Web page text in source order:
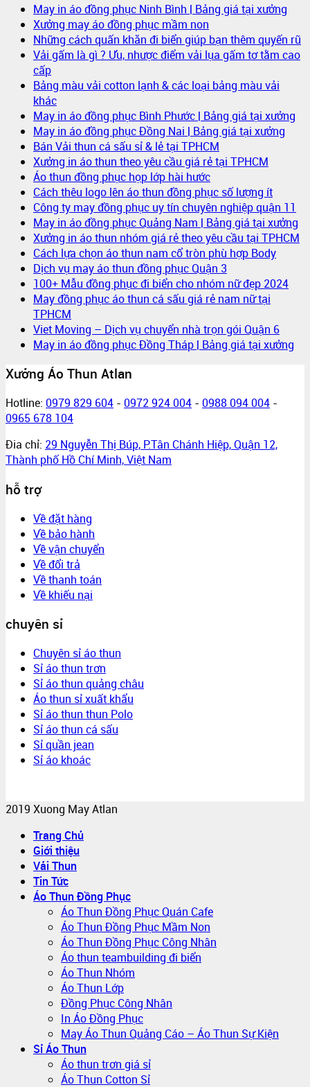
May in áo đồng phục Ninh Bình | Bảng giá tại xưởng
Xưởng may áo đồng phục mầm non
Những cách quấn khăn đi biển giúp bạn thêm quyến rũ
Vải gấm là gì ? Ưu, nhược điểm vải lụa gấm tơ tằm cao
cấp
Bảng màu vải cotton lạnh & các loại bảng màu vải
khác
May in áo đồng phục Bình Phước | Bảng giá tại xưởng
May in áo đồng phục Đồng Nai | Bảng giá tại xưởng
Bán Vải thun cá sấu sỉ & lẻ tại TPHCM
Xưởng in áo thun theo yêu cầu giá rẻ tại TPHCM
Áo thun đồng phục họp lớp hài hước
Cách thêu logo lên áo thun đồng phục số lượng ít
Công ty may đồng phục uy tín chuyên nghiệp quận 11
May in áo đồng phục Quảng Nam | Bảng giá tại xưởng
Xưởng in áo thun nhóm giá rẻ theo yêu cầu tại TPHCM
Cách lựa chọn áo thun nam cổ tròn phù hợp Body
Dịch vụ may áo thun đồng phục Quận 3
100+ Mẫu đồng phục đi biển cho nhóm nữ đẹp 2024
May đồng phục áo thun cá sấu giá rẻ nam nữ tại
TPHCM
Viet Moving – Dịch vụ chuyển nhà trọn gói Quận 6
May in áo đồng phục Đồng Tháp | Bảng giá tại xưởng
Xưởng Áo Thun Atlan
Hotline: 0979 829 604 - 0972 924 004 - 0988 094 004 -
0965 678 104
Đia chỉ: 29 Nguyễn Thị Búp, P.Tân Chánh Hiệp, Quận 12,
Thành phố Hồ Chí Minh, Việt Nam
hỗ trợ
Về đặt hàng
Về bảo hành
Về vận chuyển
Về đổi trả
Về thanh toán
Về khiếu nại
chuyên sỉ
Chuyên sỉ áo thun
Sỉ áo thun trơn
Sỉ áo thun quảng châu
Áo thun sỉ xuất khẩu
Sỉ áo thun thun Polo
Sỉ áo thun cá sấu
Sỉ quần jean
Sỉ áo khoác
2019 Xuong May Atlan
Trang Chủ
Giới thiệu
Vải Thun
Tin Tức
Áo Thun Đồng Phục
Áo Thun Đồng Phục Quán Cafe
Áo Thun Đồng Phục Mầm Non
Áo Thun Đồng Phục Công Nhân
Áo thun teambuilding đi biển
Áo Thun Nhóm
Áo Thun Lớp
Đồng Phục Công Nhân
In Áo Đồng Phục
May Áo Thun Quảng Cáo – Áo Thun Sự Kiện
Sỉ Áo Thun
Áo thun trơn giá sỉ
Áo Thun Cotton Sỉ